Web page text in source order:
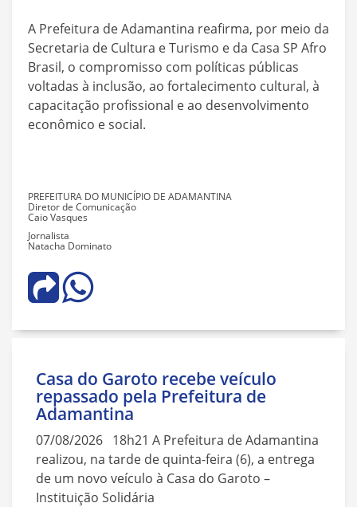
A Prefeitura de Adamantina reafirma, por meio da
Secretaria de Cultura e Turismo e da Casa SP Afro
Brasil, o compromisso com políticas públicas
voltadas à inclusão, ao fortalecimento cultural, à
capacitação profissional e ao desenvolvimento
econômico e social.
PREFEITURA DO MUNICÍPIO DE ADAMANTINA
Diretor de Comunicação
Caio Vasques
Jornalista
Natacha Dominato
Casa do Garoto recebe veículo
repassado pela Prefeitura de
Adamantina
07/08/2026 18h21 A Prefeitura de Adamantina
realizou, na tarde de quinta-feira (6), a entrega
de um novo veículo à Casa do Garoto –
Instituição Solidária